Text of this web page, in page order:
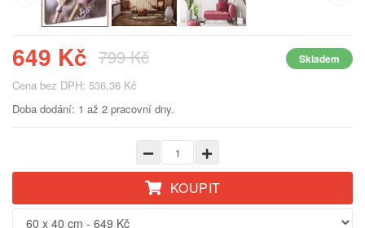
649 Kč 799 Kč Skladem
Cena bez DPH: 536,36 Kč
Doba dodání: 1 až 2 pracovní dny.
KOUPIT